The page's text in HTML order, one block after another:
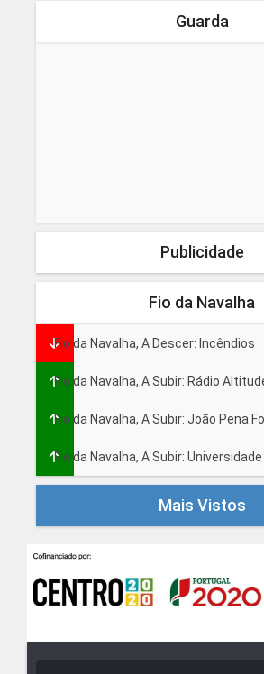
Guarda
Publicidade
Fio da Navalha
Fio da Navalha, A Descer: Incêndios
Fio da Navalha, A Subir: Rádio
Fio da Navalha, A Subir: João Pena
Fio da Navalha, A Subir:
Mais Vistos